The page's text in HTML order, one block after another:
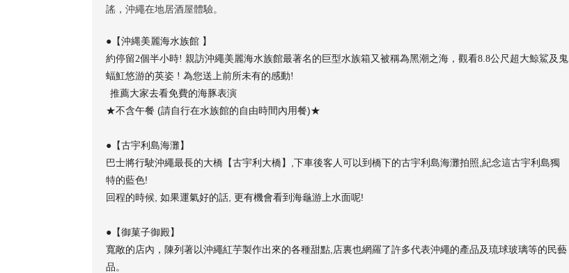
謠，沖繩在地居酒屋體驗。
●【沖縄美麗海水族館 】
約停留2個半小時! 親訪沖繩美麗海水族館最著名的巨型水族箱又被稱為黑潮之海，觀看8.8公尺超大鯨鯊及鬼
蝠魟悠游的英姿 ! 為您送上前所未有的感動!
推薦大家去看免費的海豚表演
★不含午餐 (請自行在水族館的自由時間內用餐)★
● 【古宇利島海灘】
巴士將行駛沖繩最長的大橋【古宇利大橋】,下車後客人可以到橋下的古宇利島海灘拍照,紀念這古宇利島獨
特的藍色!
回程的時候, 如果運氣好的話, 更有機會看到海龜游上水面呢!
● 【御菓子御殿】
寬敞的店內，陳列著以沖繩紅芋製作出來的各種甜點,店裏也網羅了許多代表沖繩的產品及琉球玻璃等的民藝
品。